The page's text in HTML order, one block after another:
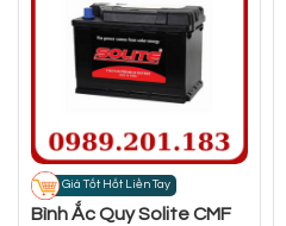
Giá Tốt Hốt Liền Tay
Bình Ắc Quy Solite CMF